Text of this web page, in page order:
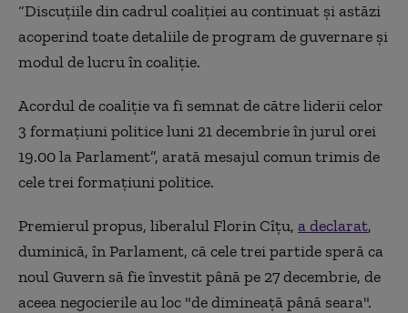
“Discuțiile din cadrul coaliției au continuat și astăzi
acoperind toate detaliile de program de guvernare și
modul de lucru în coaliție.
Acordul de coaliție va fi semnat de către liderii celor
3 formațiuni politice luni 21 decembrie în jurul orei
19.00 la Parlament”, arată mesajul comun trimis de
cele trei formațiuni politice.
Premierul propus, liberalul Florin Cîțu, a declarat,
duminică, în Parlament, că cele trei partide speră ca
noul Guvern să fie învestit până pe 27 decembrie, de
aceea negocierile au loc "de dimineaţă până seara".